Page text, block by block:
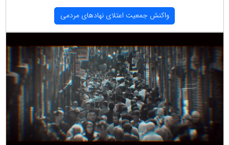
واكنش جمعیت اعتلای نهادهای مردمی